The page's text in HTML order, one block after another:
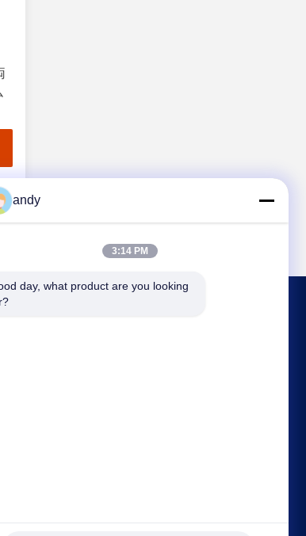
andy
3:14 PM
day, what product are you looking